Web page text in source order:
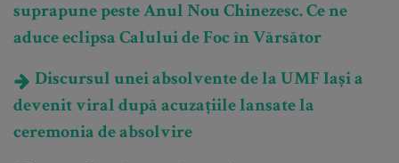
suprapune peste Anul Nou Chinezesc. Ce ne
aduce eclipsa Calului de Foc în Vărsător
Discursul unei absolvente de la UMF Iași a
devenit viral după acuzațiile lansate la
ceremonia de absolvire